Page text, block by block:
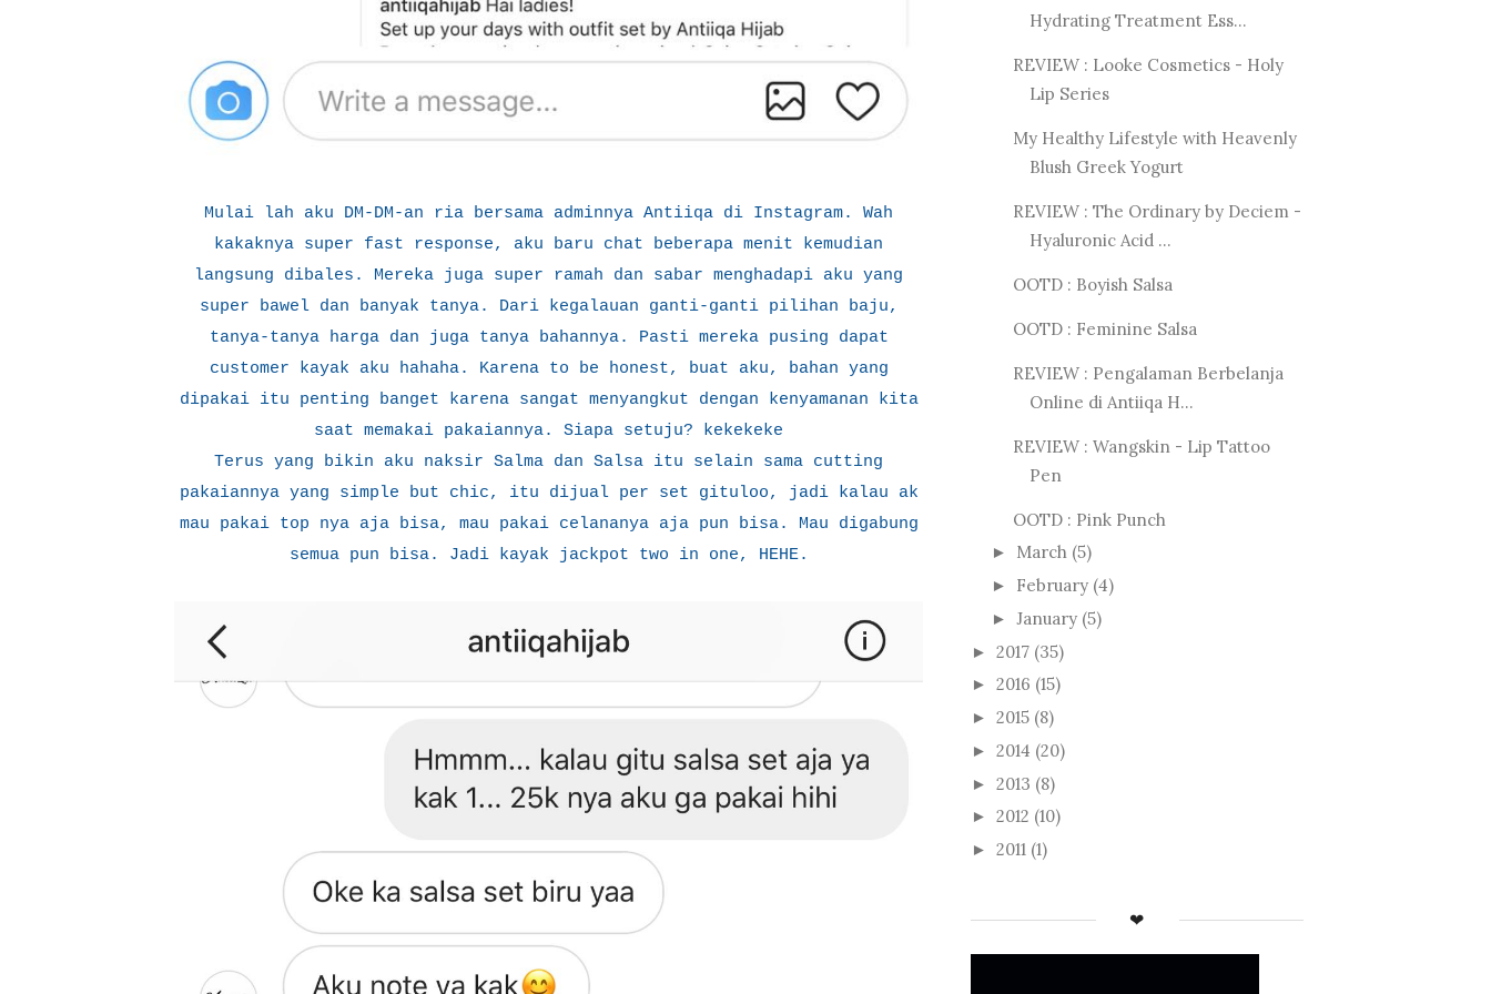
Mulai lah aku DM-DM-an ria bersama adminnya Antiiqa di Instagram. Wah
kakaknya super fast response, aku baru chat beberapa menit kemudian
langsung dibales. Mereka juga super ramah dan sabar menghadapi aku yang
super bawel dan banyak tanya. Dari kegalauan ganti-ganti pilihan baju,
tanya-tanya harga dan juga tanya bahannya. Pasti mereka pusing dapat
customer kayak aku hahaha. Karena to be honest, buat aku, bahan yang
dipakai itu penting banget karena sangat menyangkut dengan kenyamanan kita
saat memakai pakaiannya. Siapa setuju? kekekeke
Terus yang bikin aku naksir Salma dan Salsa itu selain sama cutting
pakaiannya yang simple but chic, itu dijual per set gituloo, jadi kalau ak
mau pakai top nya aja bisa, mau pakai celananya aja pun bisa. Mau digabung
semua pun bisa. Jadi kayak jackpot two in one, HEHE.
Hydrating Treatment Ess...
REVIEW : Looke Cosmetics - Holy
Lip Series
My Healthy Lifestyle with Heavenly
Blush Greek Yogurt
REVIEW : The Ordinary by Deciem -
Hyaluronic Acid ...
OOTD : Boyish Salsa
OOTD : Feminine Salsa
REVIEW : Pengalaman Berbelanja
Online di Antiiqa H...
REVIEW : Wangskin - Lip Tattoo
Pen
OOTD : Pink Punch
► March (5)
► February (4)
► January (5)
► 2017 (35)
► 2016 (15)
► 2015 (8)
► 2014 (20)
► 2013 (8)
► 2012 (10)
► 2011 (1)
❤